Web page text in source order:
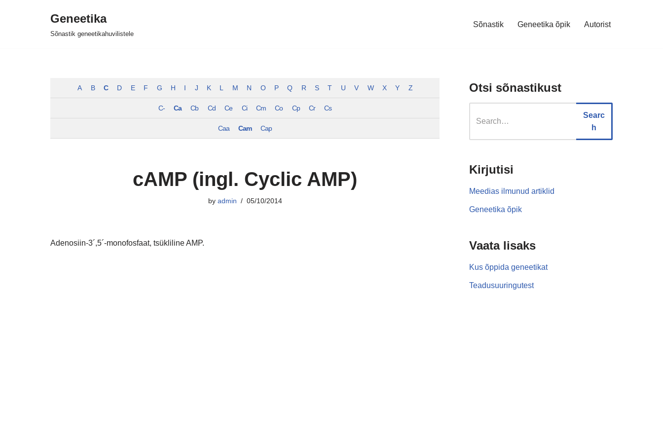
Geneetika
Sõnastik geneetikahuvilistele
Sõnastik Geneetika õpik Autorist
A B C D E F G H I J K L M N O P Q R S T U V W X Y Z
C- Ca Cb Cd Ce Ci Cm Co Cp Cr Cs
Caa Cam Cap
cAMP (ingl. Cyclic AMP)
by admin 05/10/2014
Adenosiin-3´,5´-monofosfaat, tsükliline AMP.
Otsi sõnastikust
Searc
h
Kirjutisi
Meedias ilmunud artiklid
Geneetika õpik
Vaata lisaks
Kus õppida geneetikat
Teadusuuringutest